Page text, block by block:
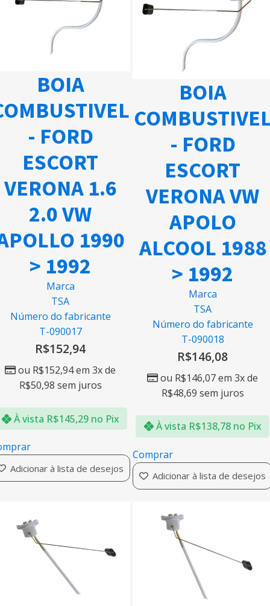
BOIA
- FORD
ESCORT
VERONA 1.6
2.0 VW
1990
> 1992
Marca
TSA
Número do fabricante
T-090017
R$152,94
ou R$152,94em 3x de
R$50,98 sem juros
À vista R$145,29 no Pix
Adicionar à lista de desejos
BOIA
- FORD
ESCORT
VERONA VW
APOLO
ALCOOL 1988
> 1992
Marca
TSA
Número do fabricante
T-090018
R$146,08
ou R$146,07em 3x de
R$48,69 sem juros
À vista R$138,78 no Pix
Comprar
Adicionar à lista de desejos